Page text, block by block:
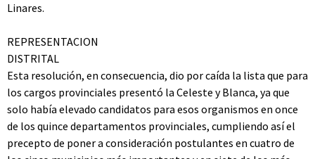
Linares.
REPRESENTACION
DISTRITAL
Esta resolución, en consecuencia, dio por caída la lista que para
los cargos provinciales presentó la Celeste y Blanca, ya que
solo había elevado candidatos para esos organismos en once
de los quince departamentos provinciales, cumpliendo así el
precepto de poner a consideración postulantes en cuatro de